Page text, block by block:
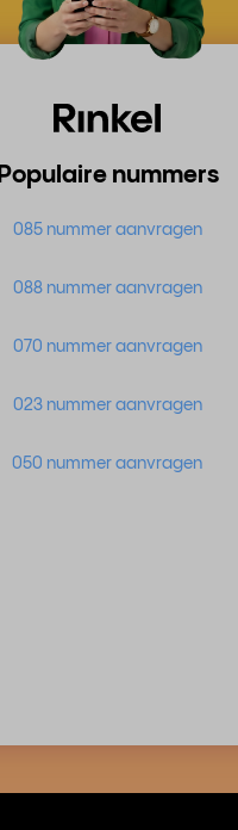
Populaire nummers
085 nummer aanvragen
088 nummer aanvragen
070 nummer aanvragen
023 nummer aanvragen
050 nummer aanvragen